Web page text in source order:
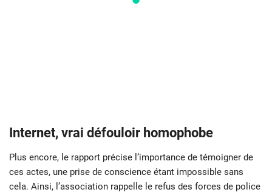
Internet, vrai défouloir homophobe
Plus encore, le rapport précise l’importance de témoigner de
ces actes, une prise de conscience étant impossible sans
cela. Ainsi, l’association rappelle le refus des forces de police